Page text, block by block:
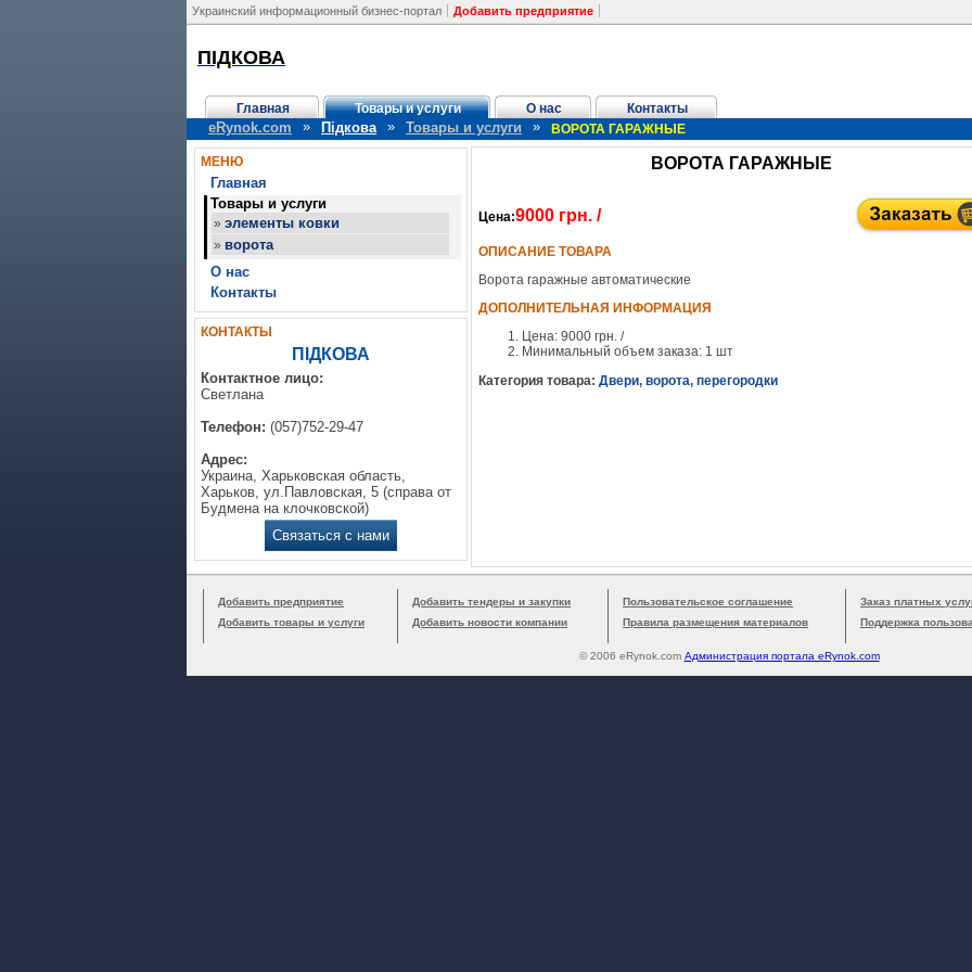
Украинский информационный бизнес-портал Добавить предприятие
ПІДКОВА
Главная Товары и услуги О нас Контакты
eRynok.com » Підкова » Товары и услуги » ВОРОТА ГАРАЖНЫЕ
МЕНЮ
Главная
Товары и услуги
» элементы ковки
» ворота
О нас
Контакты
КОНТАКТЫ
ПІДКОВА
Контактное лицо:
Светлана
Телефон: (057)752-29-47
Адрес:
Украина, Харьковская область,
Харьков, ул.Павловская, 5 (справа от
Будмена на клочковской)
Связаться с нами
ВОРОТА ГАРАЖНЫЕ
Цена:9000 грн. /
ОПИСАНИЕ ТОВАРА
Ворота гаражные автоматические
ДОПОЛНИТЕЛЬНАЯ ИНФОРМАЦИЯ
Цена: 9000 грн. /
Минимальный объем заказа: 1 шт
Категория товара: Двери, ворота, перегородки
Добавить предприятие
Добавить товары и услуги
Добавить тендеры и закупки
Добавить новости компании
Пользовательское соглашение
Правила размещения материалов
Заказ платных
Поддержка
© 2006 eRynok.com Администрация портала eRynok.com